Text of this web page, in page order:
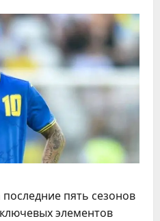
пять сезонов
элементов